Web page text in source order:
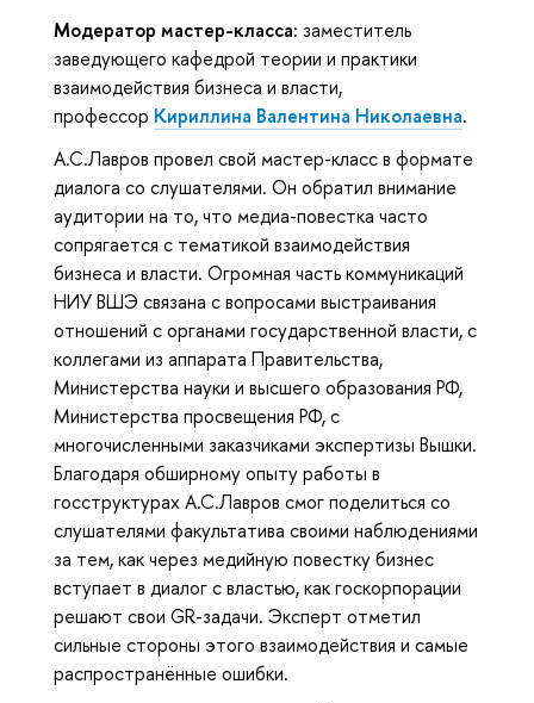
Модератор мастер-класса: заместитель
заведующего кафедрой теории и практики
взаимодействия бизнеса и власти,
профессор Кириллина Валентина Николаевна.
А.С.Лавров провел свой мастер-класс в формате
диалога со слушателями. Он обратил внимание
аудитории на то, что медиа-повестка часто
сопрягается с тематикой взаимодействия
бизнеса и власти. Огромная часть коммуникаций
НИУ ВШЭ связана с вопросами выстраивания
отношений с органами государственной власти, с
коллегами из аппарата Правительства,
Министерства науки и высшего образования РФ,
Министерства просвещения РФ, с
многочисленными заказчиками экспертизы Вышки.
Благодаря обширному опыту работы в
госструктурах А.С.Лавров смог поделиться со
слушателями факультатива своими наблюдениями
за тем, как через медийную повестку бизнес
вступает в диалог с властью, как госкорпорации
решают свои GR-задачи. Эксперт отметил
сильные стороны этого взаимодействия и самые
распространённые ошибки.